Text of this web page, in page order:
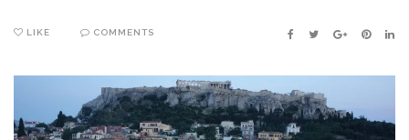
LIKE COMMENTS FACEBOOK
TWITTER
GOOGLE+